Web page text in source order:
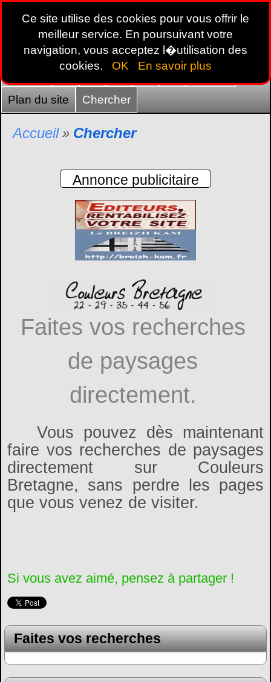
22 29 35 44 56 France
Plan du site Chercher
Accueil» Chercher
Annonce publicitaire
Faites vos recherches
de paysages
directement.
Vous pouvez dès maintenant
faire vos recherches de paysages
directement sur Couleurs
Bretagne, sans perdre les pages
que vous venez de visiter.
Si vous avez aimé, pensez à partager !
Faites vos recherches
Ce site utilise des cookies pour vous offrir le
meilleur service. En poursuivant votre
navigation, vous acceptez l�utilisation des
cookies.
OK En savoir plus